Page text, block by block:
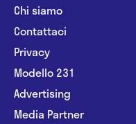
Chi siamo
Contattaci
Privacy
Modello 231
Advertising
Media Partner